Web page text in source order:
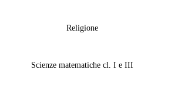
Religione
Scienze matematiche cl. I e III